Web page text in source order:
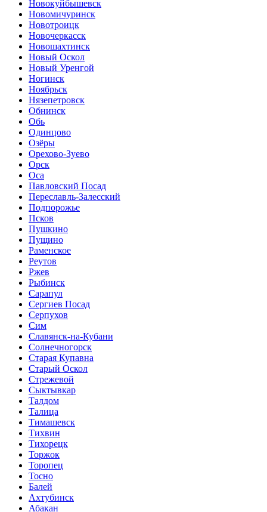
Новокуйбышевск
Новомичуринск
Новотроицк
Новочеркасск
Новошахтинск
Новый Оскол
Новый Уренгой
Ногинск
Ноябрьск
Нязепетровск
Обнинск
Обь
Одинцово
Озёры
Орехово-Зуево
Орск
Оса
Павловский Посад
Переславль-Залесский
Подпорожье
Псков
Пушкино
Пущино
Раменское
Реутов
Ржев
Рыбинск
Сарапул
Сергиев Посад
Серпухов
Сим
Славянск-на-Кубани
Солнечногорск
Старая Купавна
Старый Оскол
Стрежевой
Сыктывкар
Талдом
Талица
Тимашевск
Тихвин
Тихорецк
Торжок
Торопец
Тосно
Балей
Ахтубинск
Абакан